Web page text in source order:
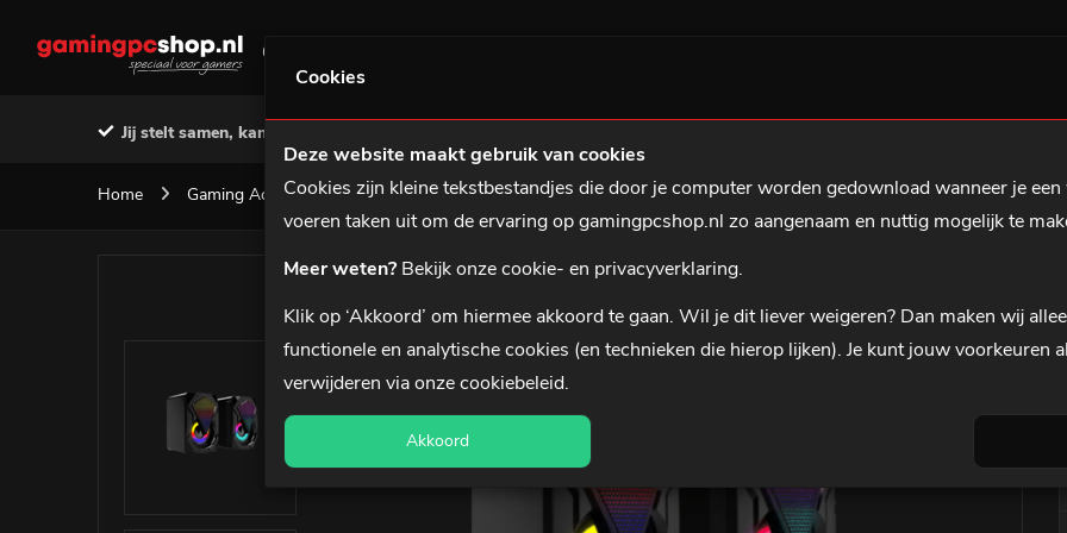
Cookies
Deze website maakt gebruik van cookies
Cookies zijn kleine tekstbestandjes die door je computer worden gedownload wanneer je
voeren taken uit om de ervaring op gamingpcshop.nl zo aangenaam en nuttig mogelijk te
Meer weten? Bekijk onze cookie- en privacyverklaring.
Klik op ‘Akkoord’ om hiermee akkoord te gaan. Wil je dit lieverweigeren? Dan maken wij
functionele en analytische cookies (en technieken die hierop lijken). Je kunt jouw voorkeuren
verwijderen via onzecookiebeleid.
Akkoord
GAMING PC'S
Jij stelt samen, kant-en-klaar geleverd
Home Gaming Accessoires Gaming Speakers RAIDER 2.0 RGB GAMING SPEAKER SET